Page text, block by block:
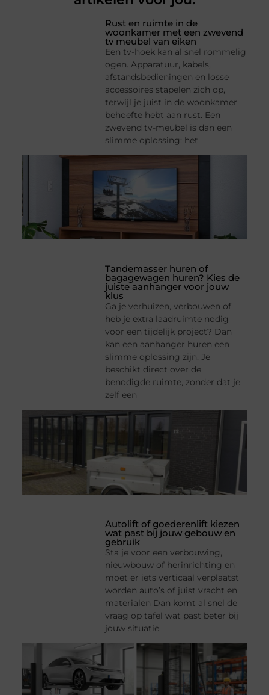
Rust en ruimte in de
woonkamer met een zwevend
tv meubel van eiken
Een tv-hoek kan al snel rommelig
ogen. Apparatuur, kabels,
afstandsbedieningen en losse
accessoires stapelen zich op,
terwijl je juist in de woonkamer
behoefte hebt aan rust. Een
zwevend tv-meubel is dan een
slimme oplossing: het
Tandemasser huren of
bagagewagen huren? Kies de
juiste aanhanger voor jouw
klus
Ga je verhuizen, verbouwen of
heb je extra laadruimte nodig
voor een tijdelijk project? Dan
kan een aanhanger huren een
slimme oplossing zijn. Je
beschikt direct over de
benodigde ruimte, zonder dat je
zelf een
Autolift of goederenlift kiezen
wat past bij jouw gebouw en
gebruik
Sta je voor een verbouwing,
nieuwbouw of herinrichting en
moet er iets verticaal verplaatst
worden auto’s of juist vracht en
materialen Dan komt al snel de
vraag op tafel wat past beter bij
jouw situatie